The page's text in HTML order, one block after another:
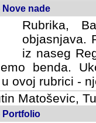
Nove nade
Rubrika,
objasnjava.
iz naseg
benda.
ovoj rubrici -
Matoševic,
Portfolio